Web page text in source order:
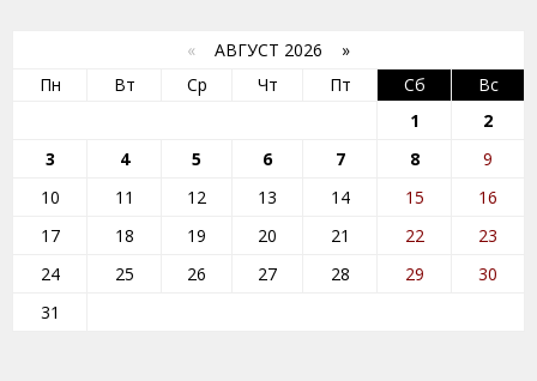
« АВГУСТ 2026 »
Пн
Вт Ср Чт Пт Сб
Вс
1
2
3
4 5 6 7 8
9
10
11 12 13 14 15
16
17
18 19 20 21 22
23
24
25 26 27 28 29
30
31